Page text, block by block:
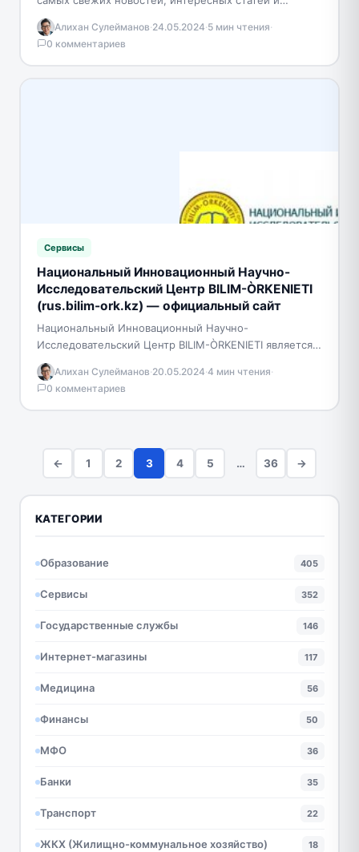
увлекательных бесед на казахском языке. Здесь
каждый день публикуются обновления…
Алихан Сулейманов·24.05.2024·5 мин чтения·
0 комментариев
Сервисы
Национальный Инновационный Научно-
Исследовательский Центр BILIM-ÒRKENIETI
(rus.bilim-ork.kz) — официальный сайт
Национальный Инновационный Научно-
Исследовательский Центр BILIM-ÒRKENIETI является
специализированным учреждением, направленным
на развитие инновационных методов и творческого
потенциала учителей и преподавателей
образовательных учреждений нашего…
Алихан Сулейманов·20.05.2024·4 мин чтения·
0 комментариев
← 1 2 3 4 5 … 36 →
КАТЕГОРИИ
Образование 405
Сервисы 352
Государственные службы 146
Интернет-магазины 117
Медицина 56
Финансы 50
МФО 36
Банки 35
Транспорт 22
ЖКХ (Жилищно-коммунальное хозяйство) 18